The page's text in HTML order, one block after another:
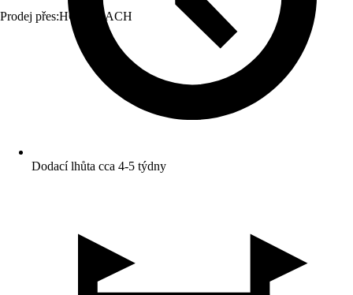
Prodej přes:HORNBACH
Dodací lhůta cca 4-5 týdny